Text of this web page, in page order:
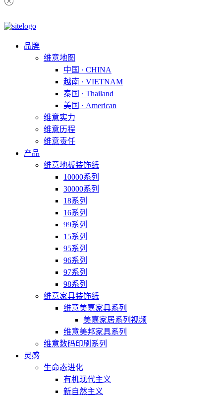
品牌
维意地图
中国 · CHINA
越南 · VIETNAM
泰国 · Thailand
美国 · American
维意实力
维意历程
维意责任
产品
维意地板装饰纸
10000系列
30000系列
18系列
16系列
99系列
15系列
95系列
96系列
97系列
98系列
维意家具装饰纸
维意美嘉家具系列
美嘉家居系列视频
维意美邦家具系列
维意数码印刷系列
灵感
生命态进化
有机现代主义
新自然主义